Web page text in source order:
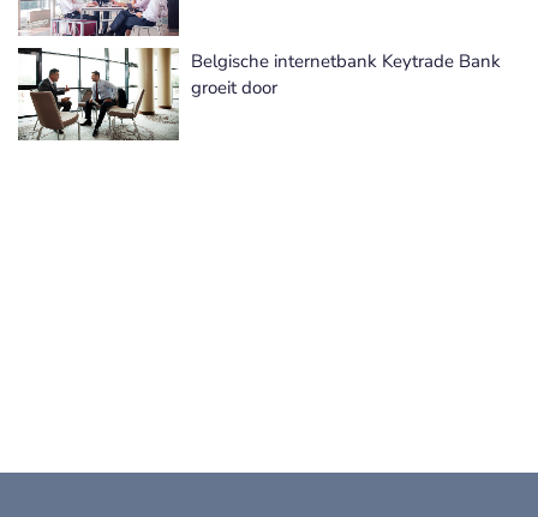
Belgische internetbank Keytrade Bank
groeit door